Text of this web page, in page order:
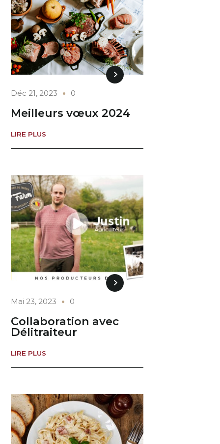
Déc 21, 2023 0
Meilleurs vœux 2024
LIRE PLUS
Mai 23, 2023 0
Collaboration avec
Délitraiteur
LIRE PLUS